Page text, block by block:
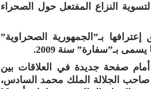
النزاع المفتعل حول الصحراء
بـ”الجمهورية الصحراوية”
صفحة جديدة في العلاقات بين
صاحب الجلالة الملك محمد السادس،